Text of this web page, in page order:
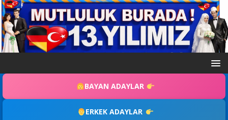
BAYAN ADAYLAR
ERKEK ADAYLAR